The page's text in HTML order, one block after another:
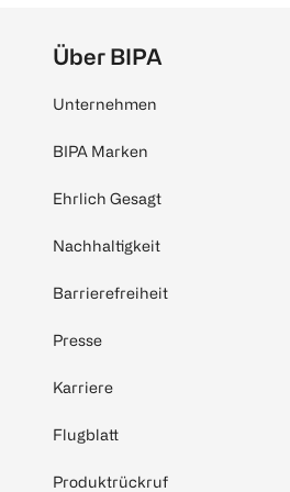
Über BIPA
Unternehmen
BIPA Marken
Ehrlich Gesagt
Nachhaltigkeit
Barrierefreiheit
Presse
Karriere
Flugblatt
Produktrückruf